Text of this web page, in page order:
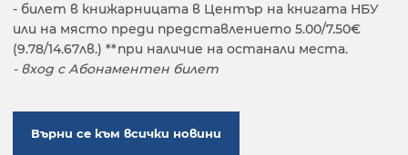
- билет в книжарницата в Център на книгата НБУ
или на място преди представлението 5.00/7.50€
(9.78/14.67лв.) **при наличие на останали места.
- вход с Абонаментен билет
Върни се към всички новини